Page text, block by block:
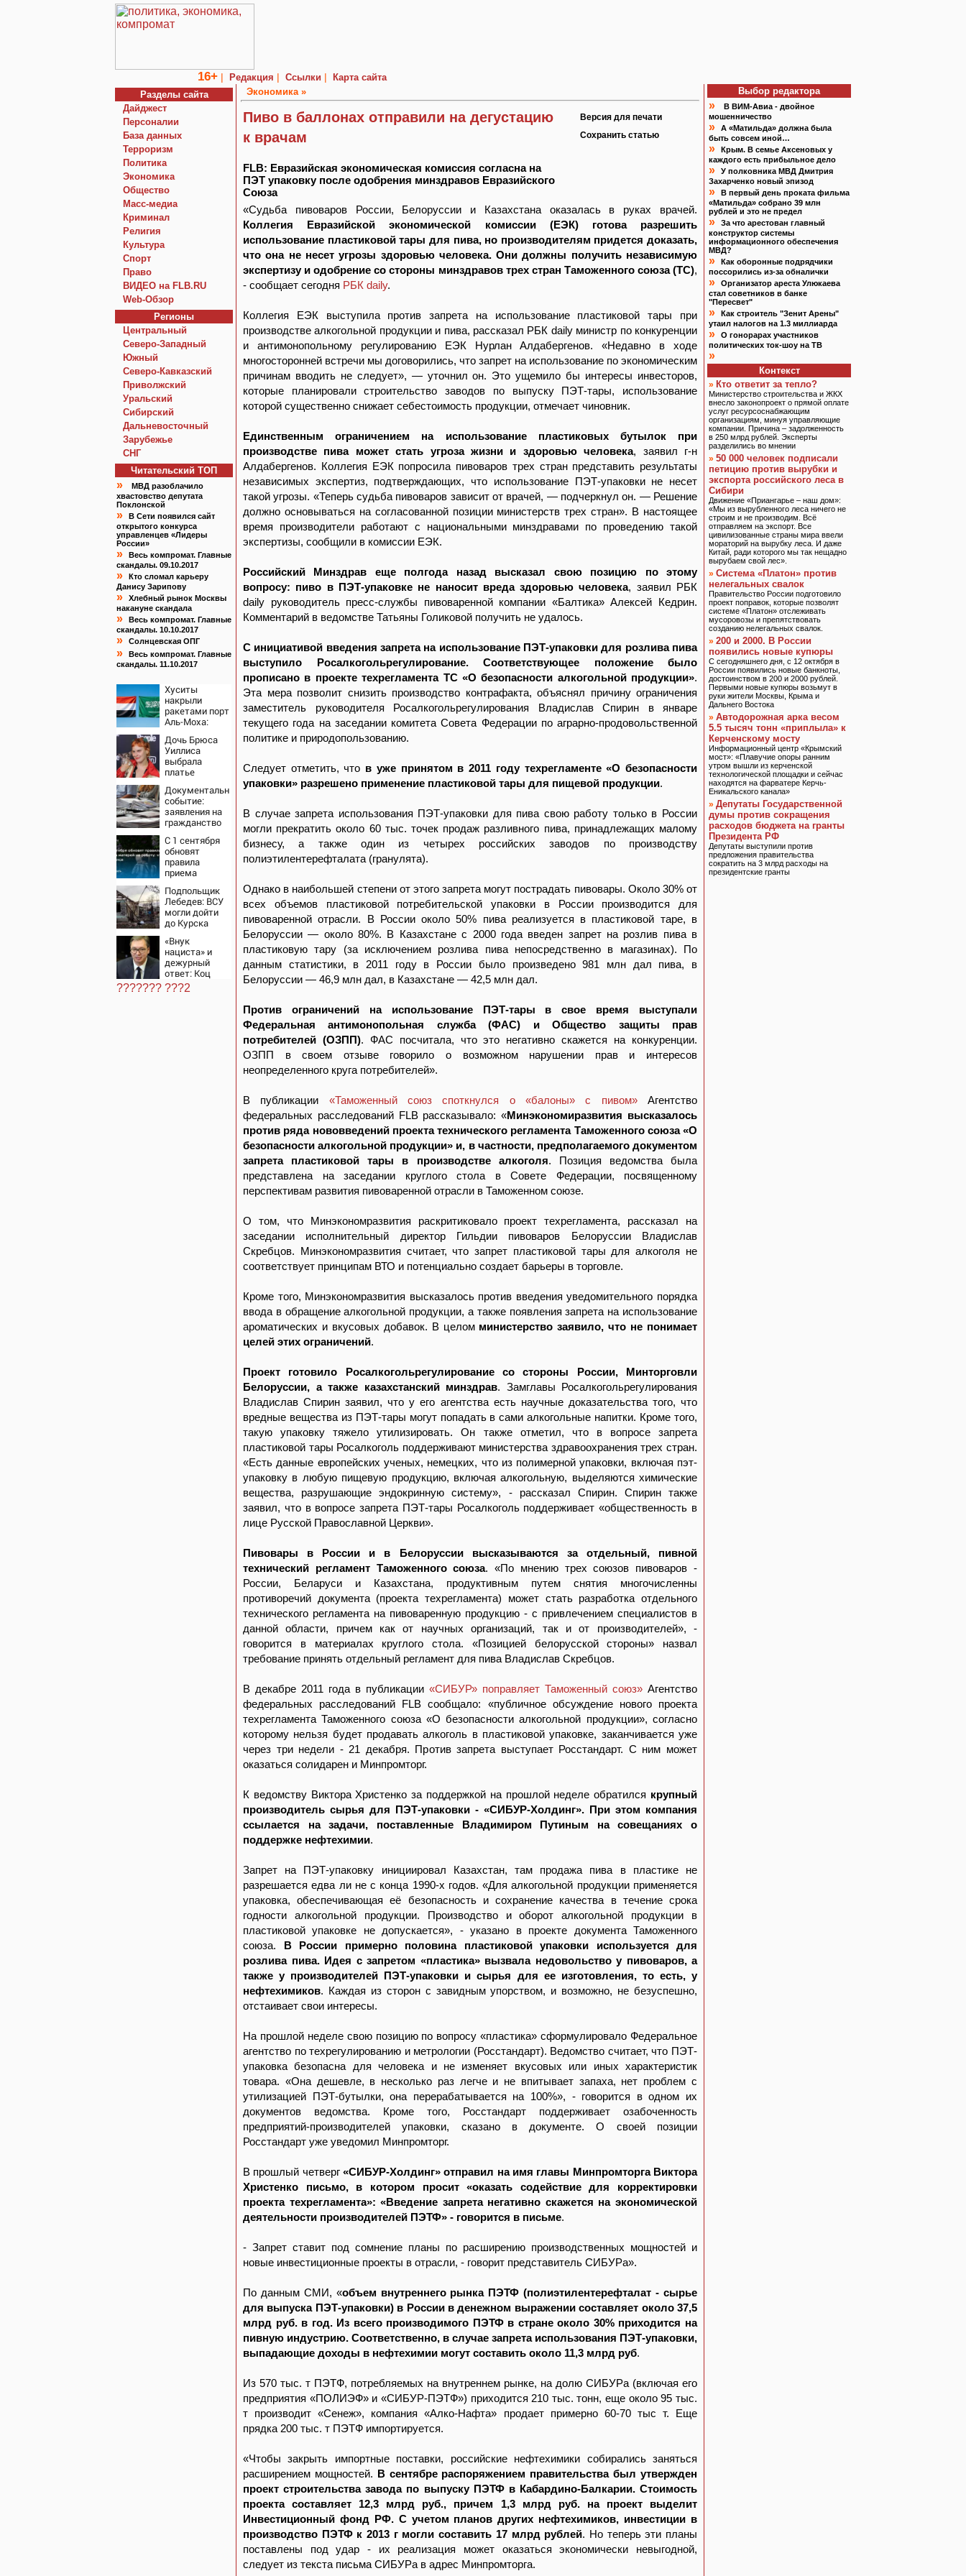
16+ | Редакция | Ссылки |
Карта сайта
Разделы сайта
Дайджест
Персоналии
База данных
Терроризм
Политика
Экономика
Общество
Macc-медиа
Криминал
Религия
Культура
Спорт
Право
ВИДЕО на FLB.RU
Web-Обзор
Регионы
Центральный
Северо-Западный
Южный
Северо-Кавказский
Приволжский
Уральский
Сибирский
Дальневосточный
Зарубежье
СНГ
Читательский TOП
»
МВД разоблачило
хвастовство депутата
Поклонской
»
В Сети появился сайт
открытого конкурса
управленцев «Лидеры
России»
»
Весь компромат. Главные
скандалы. 09.10.2017
»
Кто сломал карьеру
Данису Зарипову
»
Хлебный рынок Москвы
накануне скандала
»
Весь компромат. Главные
скандалы. 10.10.2017
» Солнцевская ОПГ
»
Весь компромат. Главные
скандалы. 11.10.2017
Хуситы
накрыли
ракетами порт
Аль-Моха:
жертв
Дочь Брюса
Уиллиса
выбрала
платье
свадьбы в
Сан-Вэлли
Документальное
событие:
заявления на
гражданство
уже более 60
тыс. жителей
ПМР
С 1 сентября
обновят
правила
приема
работу: что
изменится
Подпольщик
Лебедев: ВСУ
могли дойти
до Курска
«Внук
нациста» и
дежурный
ответ: Коц
жестко
раскритиковал
??????? ???2
Экономика »
Пиво в баллонах отправили на дегустацию
к врачам
FLB: Евразийская экономическая комиссия согласна на
ПЭТ упаковку после одобрения минздравов Евразийского
Союза
Версия для печати
Сохранить статью
«Судьба пивоваров России, Белоруссии и Казахстана оказалась в руках врачей.
Коллегия Евразийской экономической комиссии (ЕЭК) готова разрешить
использование пластиковой тары для пива, но производителям придется доказать,
что она не несет угрозы здоровью человека. Они должны получить независимую
экспертизу и одобрение со стороны минздравов трех стран Таможенного союза (ТС),
- сообщает сегодня РБК daily.
Коллегия ЕЭК выступила против запрета на использование пластиковой тары при
производстве алкогольной продукции и пива, рассказал РБК daily министр по конкуренции
и антимонопольному регулированию ЕЭК Нурлан Алдабергенов. «Недавно в ходе
многосторонней встречи мы договорились, что запрет на использование по экономическим
причинам вводить не следует», — уточнил он. Это ущемило бы интересы инвесторов,
которые планировали строительство заводов по выпуску ПЭТ-тары, использование
которой существенно снижает себестоимость продукции, отмечает чиновник.
Единственным ограничением на использование пластиковых бутылок при
производстве пива может стать угроза жизни и здоровью человека, заявил г-н
Алдабергенов. Коллегия ЕЭК попросила пивоваров трех стран представить результаты
независимых экспертиз, подтверждающих, что использование ПЭТ-упаковки не несет
такой угрозы. «Теперь судьба пивоваров зависит от врачей, — подчеркнул он. — Решение
должно основываться на согласованной позиции министерств трех стран». В настоящее
время производители работают с национальными минздравами по проведению такой
экспертизы, сообщили в комиссии ЕЭК.
Российский Минздрав еще полгода назад высказал свою позицию по этому
вопросу: пиво в ПЭТ-упаковке не наносит вреда здоровью человека, заявил РБК
daily руководитель пресс-службы пивоваренной компании «Балтика» Алексей Кедрин.
Комментарий в ведомстве Татьяны Голиковой получить не удалось.
С инициативой введения запрета на использование ПЭТ-упаковки для розлива пива
выступило Росалкогольрегулирование. Соответствующее положение было
прописано в проекте техрегламента ТС «О безопасности алкогольной продукции».
Эта мера позволит снизить производство контрафакта, объяснял причину ограничения
заместитель руководителя Росалкогольрегулирования Владислав Спирин в январе
текущего года на заседании комитета Совета Федерации по аграрно-продовольственной
политике и природопользованию.
Следует отметить, что в уже принятом в 2011 году техрегламенте «О безопасности
упаковки» разрешено применение пластиковой тары для пищевой продукции.
В случае запрета использования ПЭТ-упаковки для пива свою работу только в России
могли прекратить около 60 тыс. точек продаж разливного пива, принадлежащих малому
бизнесу, а также один из четырех российских заводов по производству
полиэтилентерефталата (гранулята).
Однако в наибольшей степени от этого запрета могут пострадать пивовары. Около 30% от
всех объемов пластиковой потребительской упаковки в России производится для
пивоваренной отрасли. В России около 50% пива реализуется в пластиковой таре, в
Белоруссии — около 80%. В Казахстане с 2000 года введен запрет на розлив пива в
пластиковую тару (за исключением розлива пива непосредственно в магазинах). По
данным статистики, в 2011 году в России было произведено 981 млн дал пива, в
Белоруссии — 46,9 млн дал, в Казахстане — 42,5 млн дал.
Против ограничений на использование ПЭТ-тары в свое время выступали
Федеральная антимонопольная служба (ФАС) и Общество защиты прав
потребителей (ОЗПП). ФАС посчитала, что это негативно скажется на конкуренции.
ОЗПП в своем отзыве говорило о возможном нарушении прав и интересов
неопределенного круга потребителей».
В публикации «Таможенный союз споткнулся о «балоны» с пивом»Агентство
федеральных расследований FLB рассказывало: «Минэкономиразвития высказалось
против ряда нововведений проекта технического регламента Таможенного союза «О
безопасности алкогольной продукции» и, в частности, предполагаемого документом
запрета пластиковой тары в производстве алкоголя. Позиция ведомства была
представлена на заседании круглого стола в Совете Федерации, посвященному
перспективам развития пивоваренной отрасли в Таможенном союзе.
О том, что Минэкономразвития раскритиковало проект техрегламента, рассказал на
заседании исполнительный директор Гильдии пивоваров Белоруссии Владислав
Скребцов. Минэкономразвития считает, что запрет пластиковой тары для алкоголя не
соответствует принципам ВТО и потенциально создает барьеры в торговле.
Кроме того, Минэкономразвития высказалось против введения уведомительного порядка
ввода в обращение алкогольной продукции, а также появления запрета на использование
ароматических и вкусовых добавок. В целом министерство заявило, что не понимает
целей этих ограничений.
Проект готовило Росалкогольрегулирование со стороны России, Минторговли
Белоруссии, а также казахстанский минздрав. Замглавы Росалкогольрегулирования
Владислав Спирин заявил, что у его агентства есть научные доказательства того, что
вредные вещества из ПЭТ-тары могут попадать в сами алкогольные напитки. Кроме того,
такую упаковку тяжело утилизировать. Он также отметил, что в вопросе запрета
пластиковой тары Росалкоголь поддерживают министерства здравоохранения трех стран.
«Есть данные европейских ученых, немецких, что из полимерной упаковки, включая пэт-
упаковку в любую пищевую продукцию, включая алкогольную, выделяются химические
вещества, разрушающие эндокринную систему», - рассказал Спирин. Спирин также
заявил, что в вопросе запрета ПЭТ-тары Росалкоголь поддерживает «общественность в
лице Русской Православной Церкви».
Пивовары в России и в Белоруссии высказываются за отдельный, пивной
технический регламент Таможенного союза. «По мнению трех союзов пивоваров -
России, Беларуси и Казахстана, продуктивным путем снятия многочисленны
противоречий документа (проекта техрегламента) может стать разработка отдельного
технического регламента на пивоваренную продукцию - с привлечением специалистов в
данной области, причем как от научных организаций, так и от производителей», -
говорится в материалах круглого стола. «Позицией белорусской стороны» назвал
требование принять отдельный регламент для пива Владислав Скребцов.
В декабре 2011 года в публикации «СИБУР» поправляет Таможенный союз» Агентство
федеральных расследований FLB сообщало: «публичное обсуждение нового проекта
техрегламента Таможенного союза «О безопасности алкогольной продукции», согласно
которому нельзя будет продавать алкоголь в пластиковой упаковке, заканчивается уже
через три недели - 21 декабря. Против запрета выступает Росстандарт. С ним может
оказаться солидарен и Минпромторг.
К ведомству Виктора Христенко за поддержкой на прошлой неделе обратился крупный
производитель сырья для ПЭТ-упаковки - «СИБУР-Холдинг». При этом компания
ссылается на задачи, поставленные Владимиром Путиным на совещаниях о
поддержке нефтехимии.
Запрет на ПЭТ-упаковку инициировал Казахстан, там продажа пива в пластике не
разрешается едва ли не с конца 1990-х годов. «Для алкогольной продукции применяется
упаковка, обеспечивающая её безопасность и сохранение качества в течение срока
годности алкогольной продукции. Производство и оборот алкогольной продукции в
пластиковой упаковке не допускается», - указано в проекте документа Таможенного
союза. В России примерно половина пластиковой упаковки используется для
розлива пива. Идея с запретом «пластика» вызвала недовольство у пивоваров, а
также у производителей ПЭТ-упаковки и сырья для ее изготовления, то есть, у
нефтехимиков. Каждая из сторон с завидным упорством, и возможно, не безуспешно,
отстаивает свои интересы.
На прошлой неделе свою позицию по вопросу «пластика» сформулировало Федеральное
агентство по техрегулированию и метрологии (Росстандарт). Ведомство считает, что ПЭТ-
упаковка безопасна для человека и не изменяет вкусовых или иных характеристик
товара. «Она дешевле, в несколько раз легче и не впитывает запаха, нет проблем с
утилизацией ПЭТ-бутылки, она перерабатывается на 100%», - говорится в одном их
документов ведомства. Кроме того, Росстандарт поддерживает озабоченность
предприятий-производителей упаковки, сказано в документе. О своей позиции
Росстандарт уже уведомил Минпромторг.
В прошлый четверг «СИБУР-Холдинг» отправил на имя главы Минпромторга Виктора
Христенко письмо, в котором просит «оказать содействие для корректировки
проекта техрегламента»: «Введение запрета негативно скажется на экономической
деятельности производителей ПЭТФ» - говорится в письме.
- Запрет ставит под сомнение планы по расширению производственных мощностей и
новые инвестиционные проекты в отрасли, - говорит представитель СИБУРа».
По данным СМИ, «объем внутреннего рынка ПЭТФ (полиэтилентерефталат - сырье
для выпуска ПЭТ-упаковки) в России в денежном выражении составляет около 37,5
млрд руб. в год. Из всего производимого ПЭТФ в стране около 30% приходится на
пивную индустрию. Соответственно, в случае запрета использования ПЭТ-упаковки,
выпадающие доходы в нефтехимии могут составить около 11,3 млрд руб.
Из 570 тыс. т ПЭТФ, потребляемых на внутреннем рынке, на долю СИБУРа (включая его
предприятия «ПОЛИЭФ» и «СИБУР-ПЭТФ») приходится 210 тыс. тонн, еще около 95 тыс.
т производит «Сенеж», компания «Алко-Нафта» продает примерно 60-70 тыс т. Еще
прядка 200 тыс. т ПЭТФ импортируется.
«Чтобы закрыть импортные поставки, российские нефтехимики собирались заняться
расширением мощностей. В сентябре распоряжением правительства был утвержден
проект строительства завода по выпуску ПЭТФ в Кабардино-Балкарии. Стоимость
проекта составляет 12,3 млрд руб., причем 1,3 млрд руб. на проект выделит
Инвестиционный фонд РФ. С учетом планов других нефтехимиков, инвестиции в
производство ПЭТФ к 2013 г могли составить 17 млрд рублей. Но теперь эти планы
поставлены под удар - их реализация может оказаться экономически невыгодной,
следует из текста письма СИБУРа в адрес Минпромторга.
Выбор редактора
»
В ВИМ-Авиа - двойное
мошенничество
»
А «Матильда» должна была
быть совсем иной…
»
Крым. В семье Аксеновых у
каждого есть прибыльное дело
»
У полковника МВД Дмитрия
Захарченко новый эпизод
»
В первый день проката фильма
«Матильда» собрано 39 млн
рублей и это не предел
»
За что арестован главный
конструктор системы
информационного обеспечения
МВД?
»
Как оборонные подрядчики
поссорились из-за обналички
»
Организатор ареста Улюкаева
стал советников в банке
"Пересвет"
»
Как строитель "Зенит Арены"
утаил налогов на 1.3 миллиарда
»
О гонорарах участников
политических ток-шоу на ТВ
»
Контекст
» Кто ответит за тепло?
Министерство строительства и ЖКХ
внесло законопроект о прямой оплате
услуг ресурсоснабжающим
организациям, минуя управляющие
компании. Причина – задолженность
в 250 млрд рублей. Эксперты
разделились во мнении
» 50 000 человек подписали
петицию против вырубки и
экспорта российского леса в
Сибири
Движение «Приангарье – наш дом»:
«Мы из вырубленного леса ничего не
строим и не производим. Всё
отправляем на экспорт. Все
цивилизованные страны мира ввели
мораторий на вырубку леса. И даже
Китай, ради которого мы так нещадно
вырубаем свой лес».
» Система «Платон» против
нелегальных свалок
Правительство России подготовило
проект поправок, которые позволят
системе «Платон» отслеживать
мусоровозы и препятствовать
созданию нелегальных свалок.
» 200 и 2000. В России
появились новые купюры
С сегодняшнего дня, с 12 октября в
России появились новые банкноты,
достоинством в 200 и 2000 рублей.
Первыми новые купюры возьмут в
руки жители Москвы, Крыма и
Дальнего Востока
» Автодорожная арка весом
5.5 тысяч тонн «приплыла» к
Керченскому мосту
Информационный центр «Крымский
мост»: «Плавучие опоры ранним
утром вышли из керченской
технологической площадки и сейчас
находятся на фарватере Керчь-
Еникальского канала»
» Депутаты Государственной
думы против сокращения
расходов бюджета на гранты
Президента РФ
Депутаты выступили против
предложения правительства
сократить на 3 млрд расходы на
президентские гранты